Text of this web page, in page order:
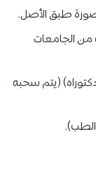
طبق الأصل.
من الجامعات
(يتم سحبه